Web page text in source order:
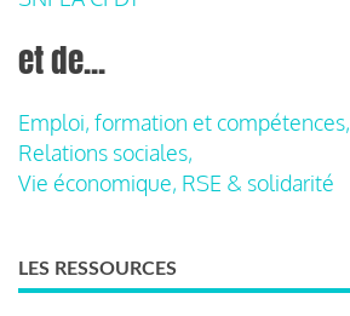
et de...
Emploi, formation et compétences,
Relations sociales,
Vie économique, RSE & solidarité
LES RESSOURCES